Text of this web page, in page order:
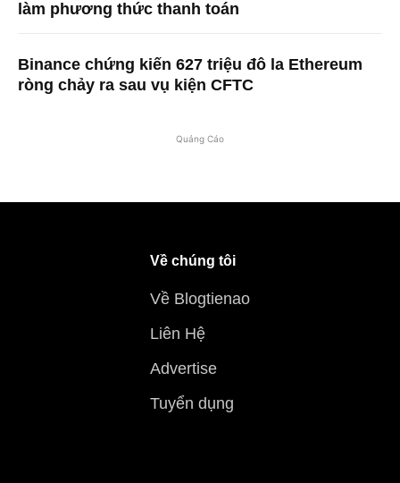
làm phương thức thanh toán
Binance chứng kiến ​​627 triệu đô la Ethereum
ròng chảy ra sau vụ kiện CFTC
Quảng Cáo
Về chúng tôi
Về Blogtienao
Liên Hệ
Advertise
Tuyển dụng